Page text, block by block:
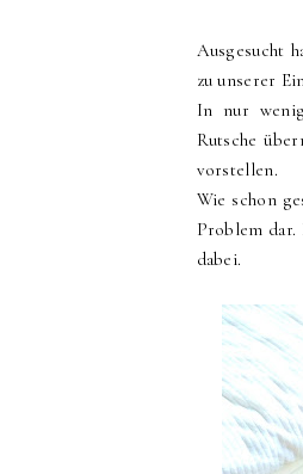
Ausgesucht
zu unserer
In nur
Rutsche
vorstellen.
Wie schon
Problem dar.
dabei.